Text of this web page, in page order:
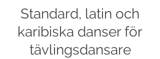
Standard, latin och
karibiska danser för
tävlingsdansare